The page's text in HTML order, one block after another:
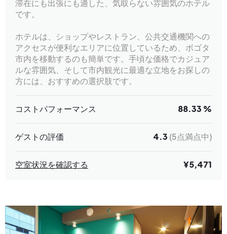
滞在にも出張にも適した、気取らない雰囲気のホテル
です。
ホテルは、ショップやレストラン、公共交通機関への
アクセスが便利なエリアに位置しているため、ボゴタ
市内を移動するのも簡単です。手頃な価格でカジュア
ルな雰囲気、そして市内観光に最適な立地をお探しの
方には、おすすめの選択肢です。
コストパフォーマンス 88.33 %
ゲストの評価 4.3 (5点満点中)
空室状況を確認する ¥5,471